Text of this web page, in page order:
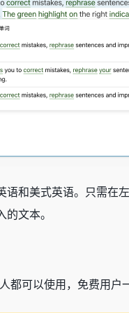
和美式英语。只需在
文本。
可以使用，免费用户